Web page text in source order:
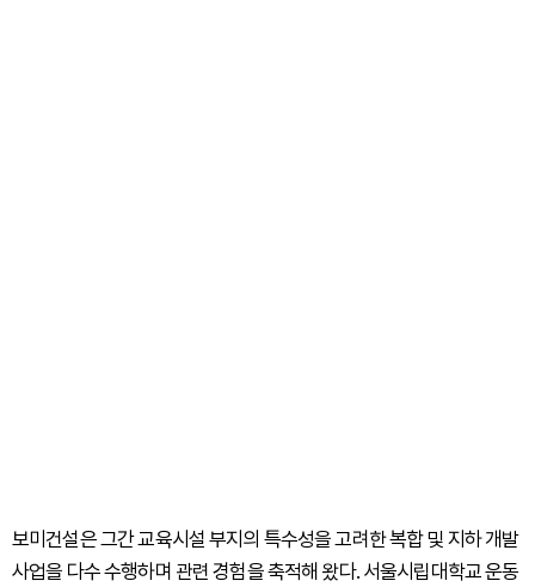
보미건설은 그간 교육시설 부지의 특수성을 고려한 복합 및 지하 개발
사업을 다수 수행하며 관련 경험을 축적해 왔다. 서울시립대학교 운동